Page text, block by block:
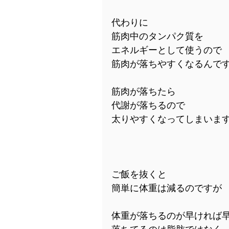
代わりに
筋肉中のタンパク質を
エネルギーとして使うので
筋肉が落ちやすくなるんです
筋肉が落ちたら
代謝が落ちるので
太りやすくなってしまいます
ご飯を抜くと
簡単に体重は減るのですが
体重が落ちるのが早ければ